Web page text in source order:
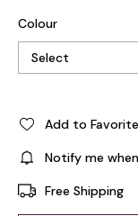
Colour
Add to
Notify me
Free Shipping